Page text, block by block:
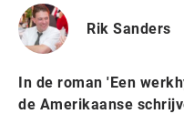
Rik Sanders
In de roman 'Een
de Amerikaanse